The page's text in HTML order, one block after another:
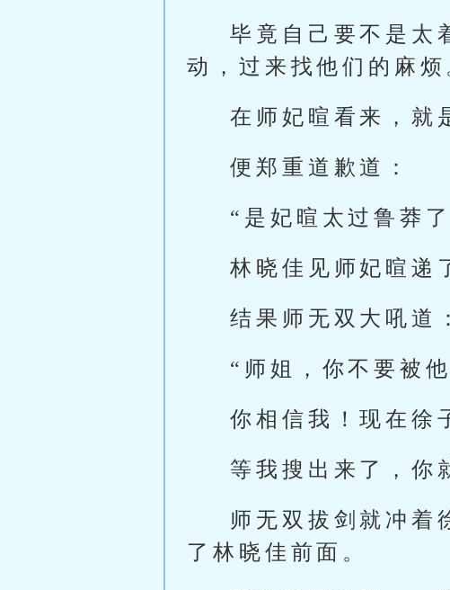
毕竟自己要不是太
动，过来找他们的麻烦
在师妃暄看来，就
便郑重道歉道：
“是妃暄太过鲁莽
林晓佳见师妃暄递
结果师无双大吼道
“师姐，你不要被
你相信我！现在徐
等我搜出来了，你
师无双拔剑就冲着
了林晓佳前面。